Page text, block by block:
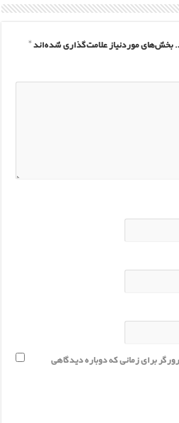
بخش‌های موردنیاز علامت‌گذاری شده‌اند*
برای زمانی که دوباره دیدگاهی